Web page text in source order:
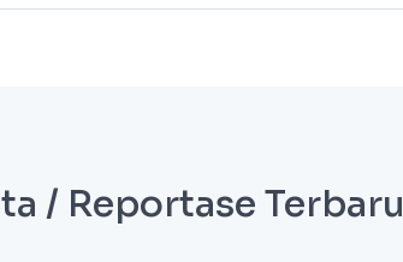
/ Reportase Terbaru